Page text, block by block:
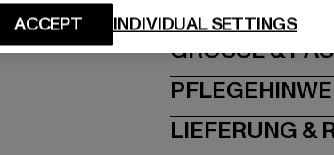
GRÖSSE
LIEFERUNG &
INDIVIDUAL SETTINGS
ACCEPT